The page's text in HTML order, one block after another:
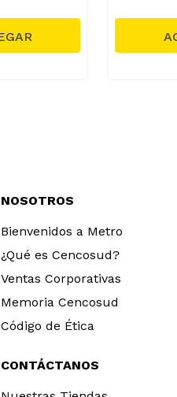
NOSOTROS
Bienvenidos a Metro
¿Qué es Cencosud?
Ventas Corporativas
Memoria Cencosud
Código de Ética
CONTÁCTANOS